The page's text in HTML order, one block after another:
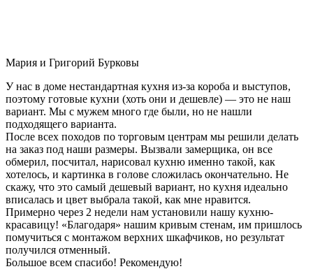
Мария и Григорий Бурковы
У нас в доме нестандартная кухня из-за короба и выступов,
поэтому готовые кухни (хоть они и дешевле) — это не наш
вариант. Мы с мужем много где были, но не нашли
подходящего варианта.
После всех походов по торговым центрам мы решили делать
на заказ под наши размеры. Вызвали замерщика, он все
обмерил, посчитал, нарисовал кухню именно такой, как
хотелось, и картинка в голове сложилась окончательно. Не
скажу, что это самый дешевый вариант, но кухня идеально
вписалась и цвет выбрала такой, как мне нравится.
Примерно через 2 недели нам установили нашу кухню-
красавицу! «Благодаря» нашим кривым стенам, им пришлось
помучиться с монтажом верхних шкафчиков, но результат
получился отменный.
Большое всем спасибо! Рекомендую!